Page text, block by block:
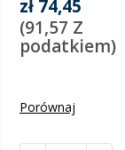
zł 74,45
(91,57 Z
podatkiem)
Porównaj